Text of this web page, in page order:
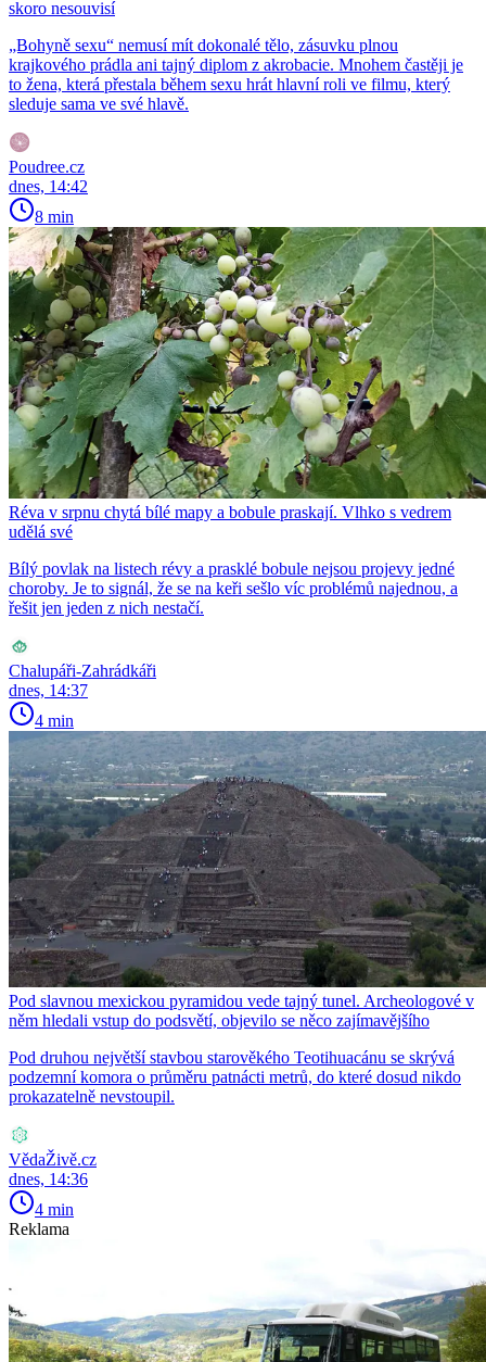
skoro nesouvisí
„Bohyně sexu“ nemusí mít dokonalé tělo, zásuvku plnou
krajkového prádla ani tajný diplom z akrobacie. Mnohem častěji je
to žena, která přestala během sexu hrát hlavní roli ve filmu, který
sleduje sama ve své hlavě.
Poudree.cz
dnes, 14:42
8 min
Réva v srpnu chytá bílé mapy a bobule praskají. Vlhko s vedrem
udělá své
Bílý povlak na listech révy a prasklé bobule nejsou projevy jedné
choroby. Je to signál, že se na keři sešlo víc problémů najednou, a
řešit jen jeden z nich nestačí.
Chalupáři-Zahrádkáři
dnes, 14:37
4 min
Pod slavnou mexickou pyramidou vede tajný tunel. Archeologové v
něm hledali vstup do podsvětí, objevilo se něco zajímavějšího
Pod druhou největší stavbou starověkého Teotihuacánu se skrývá
podzemní komora o průměru patnácti metrů, do které dosud nikdo
prokazatelně nevstoupil.
VědaŽivě.cz
dnes, 14:36
4 min
Reklama